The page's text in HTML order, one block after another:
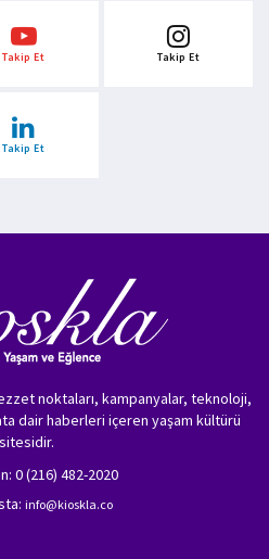
Takip Et Takip Et
Takip Et
noktaları, kampanyalar, teknoloji,
dair haberleri içeren yaşam kültürü
sitesidir.
0 (216) 482-2020
info@kioskla.co